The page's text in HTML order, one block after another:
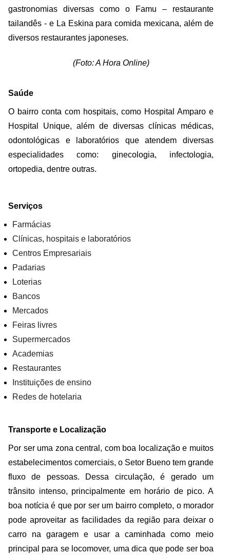
gastronomias diversas como o Famu – restaurante
tailandês - e La Eskina para comida mexicana, além de
diversos restaurantes japoneses.
(Foto: A Hora Online)
Saúde
O bairro conta com hospitais, como Hospital Amparo e
Hospital Unique, além de diversas clínicas médicas,
odontológicas e laboratórios que atendem diversas
especialidades como: ginecologia, infectologia,
ortopedia, dentre outras.
Serviços
Farmácias
Clínicas, hospitais e laboratórios
Centros Empresariais
Padarias
Loterias
Bancos
Mercados
Feiras livres
Supermercados
Academias
Restaurantes
Instituições de ensino
Redes de hotelaria
Transporte e Localização
Por ser uma zona central, com boa localização e muitos
estabelecimentos comerciais, o Setor Bueno tem grande
fluxo de pessoas. Dessa circulação, é gerado um
trânsito intenso, principalmente em horário de pico. A
boa notícia é que por ser um bairro completo, o morador
pode aproveitar as facilidades da região para deixar o
carro na garagem e usar a caminhada como meio
principal para se locomover, uma dica que pode ser boa